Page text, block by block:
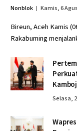
Nonblok Kamis, 6
Bireun, Aceh Kamis
Rakabuming
Selasa,